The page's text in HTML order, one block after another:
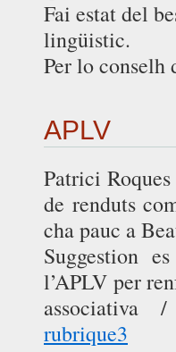
Fai estat del
lingüistic.
Per lo conselh
APLV
Patrici
de renduts
cha pauc a
Suggestion
l’APLV per
rubrique3